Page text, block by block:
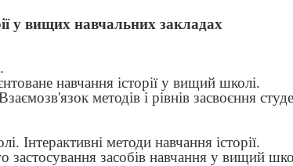
у вищих навчальних закладах
навчання історії у вищий школі.
методів і рівнів засвоєння
Інтерактивні методи навчання історії.
застосування засобів навчання у вищий